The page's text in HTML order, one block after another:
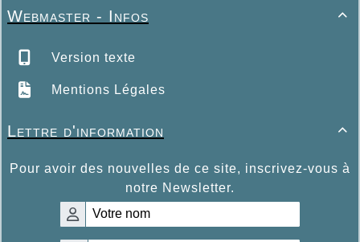

Webmaster - Infos
Version texte
Mentions Légales

Lettre d'information
Pour avoir des nouvelles de ce site, inscrivez-vous à
notre Newsletter.